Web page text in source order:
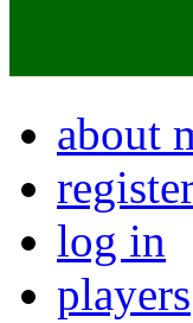
about
log in
players